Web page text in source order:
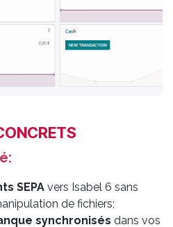
SEPA vers Isabel 6 sans
de fichiers;
synchronisés dans vos